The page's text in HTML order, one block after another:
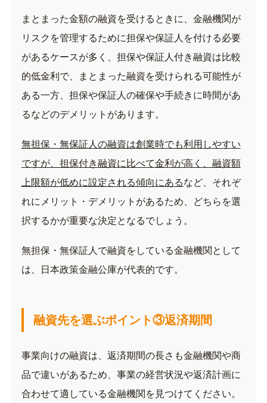
まとまった金額の融資を受けるときに、金融機関が
リスクを管理するために担保や保証人を付ける必要
があるケースが多く、担保や保証人付き融資は比較
的低金利で、まとまった融資を受けられる可能性が
ある一方、担保や保証人の確保や手続きに時間があ
るなどのデメリットがあります。
無担保・無保証人の融資は創業時でも利用しやすい
ですが、担保付き融資に比べて金利が高く、融資額
上限額が低めに設定される傾向にあるなど、それぞ
れにメリット・デメリットがあるため、どちらを選
択するかが重要な決定となるでしょう。
無担保・無保証人で融資をしている金融機関として
は、日本政策金融公庫が代表的です。
融資先を選ぶポイント③返済期間
事業向けの融資は、返済期間の長さも金融機関や商
品で違いがあるため、事業の経営状況や返済計画に
合わせて適している金融機関を見つけてください。